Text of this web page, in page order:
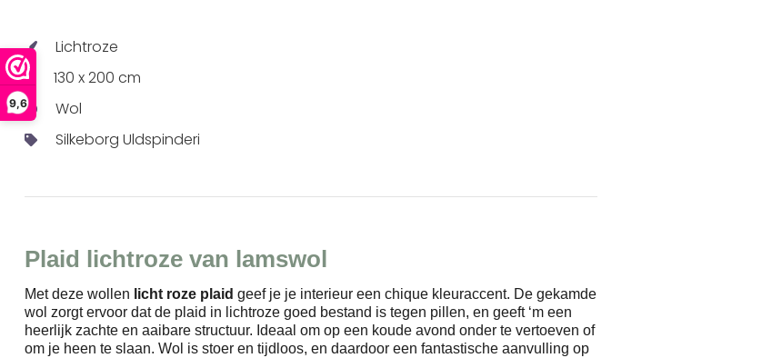
9,6
Lichtroze
130 x 200 cm
Wol
Silkeborg Uldspinderi
Plaid lichtroze van lamswol
Met deze wollen licht roze plaid geef je je interieur een chique kleuraccent. De gekamde
wol zorgt ervoor dat de plaid in lichtroze goed bestand is tegen pillen, en geeft ‘m een
heerlijk zachte en aaibare structuur. Ideaal om op een koude avond onder te vertoeven of
om je heen te slaan. Wol is stoer en tijdloos, en daardoor een fantastische aanvulling op